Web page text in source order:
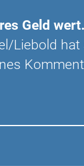
Geld wert.
Liebold